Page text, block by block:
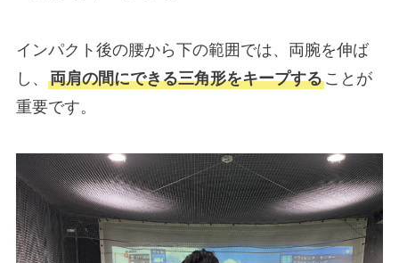
インパクト後の腰から下の範囲では、両腕を伸ば
し、 両肩の間にできる三角形をキープすることが
重要です。